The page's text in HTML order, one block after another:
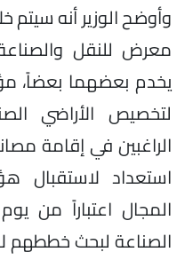
وأوضح الوزير أنه
معرض للنقل
يخدم بعضهما بعضاً،
لتخصيص الأراضي
الراغبين في إقامة
استعداد لاستقبال
المجال اعتباراً من
الصناعة لبحث خططهم